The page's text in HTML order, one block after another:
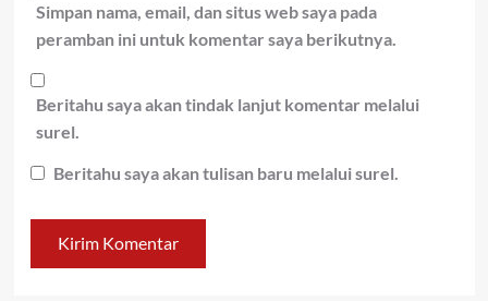
Simpan nama, email, dan situs web saya pada
peramban ini untuk komentar saya berikutnya.
Beritahu saya akan tindak lanjut komentar melalui
surel.
Beritahu saya akan tulisan baru melalui surel.